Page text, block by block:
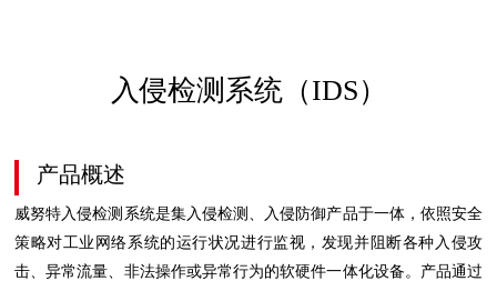
入侵检测系统（IDS）
产品概述
威努特入侵检测系统是集入侵检测、入侵防御产品于一体，依照安全
策略对工业网络系统的运行状况进行监视，发现并阻断各种入侵攻
击、异常流量、非法操作或异常行为的软硬件一体化设备。产品通过